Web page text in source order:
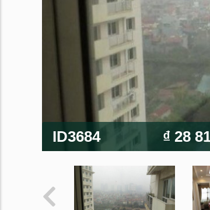
ID3684 ₫ 28